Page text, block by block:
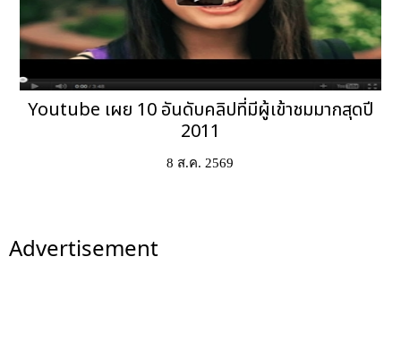
Youtube เผย 10 อันดับคลิปที่มีผู้เข้าชมมากสุดปี
2011
8 ส.ค. 2569
Advertisement